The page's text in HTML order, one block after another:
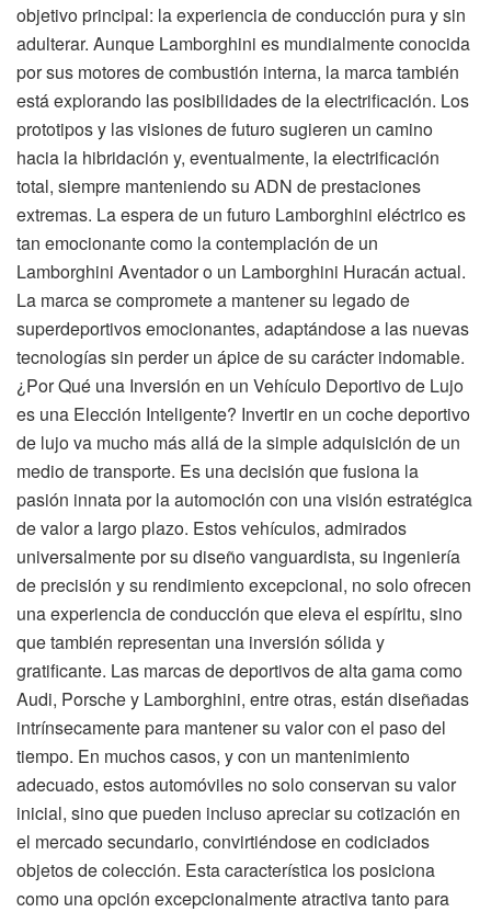
objetivo principal: la experiencia de conducción pura y sin
adulterar. Aunque Lamborghini es mundialmente conocida
por sus motores de combustión interna, la marca también
está explorando las posibilidades de la electrificación. Los
prototipos y las visiones de futuro sugieren un camino
hacia la hibridación y, eventualmente, la electrificación
total, siempre manteniendo su ADN de prestaciones
extremas. La espera de un futuro Lamborghini eléctrico es
tan emocionante como la contemplación de un
Lamborghini Aventador o un Lamborghini Huracán actual.
La marca se compromete a mantener su legado de
superdeportivos emocionantes, adaptándose a las nuevas
tecnologías sin perder un ápice de su carácter indomable.
¿Por Qué una Inversión en un Vehículo Deportivo de Lujo
es una Elección Inteligente? Invertir en un coche deportivo
de lujo va mucho más allá de la simple adquisición de un
medio de transporte. Es una decisión que fusiona la
pasión innata por la automoción con una visión estratégica
de valor a largo plazo. Estos vehículos, admirados
universalmente por su diseño vanguardista, su ingeniería
de precisión y su rendimiento excepcional, no solo ofrecen
una experiencia de conducción que eleva el espíritu, sino
que también representan una inversión sólida y
gratificante. Las marcas de deportivos de alta gama como
Audi, Porsche y Lamborghini, entre otras, están diseñadas
intrínsecamente para mantener su valor con el paso del
tiempo. En muchos casos, y con un mantenimiento
adecuado, estos automóviles no solo conservan su valor
inicial, sino que pueden incluso apreciar su cotización en
el mercado secundario, convirtiéndose en codiciados
objetos de colección. Esta característica los posiciona
como una opción excepcionalmente atractiva tanto para